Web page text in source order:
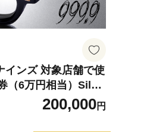
インズ 対象店舗で使
（6万円相当）Silve
200,000円